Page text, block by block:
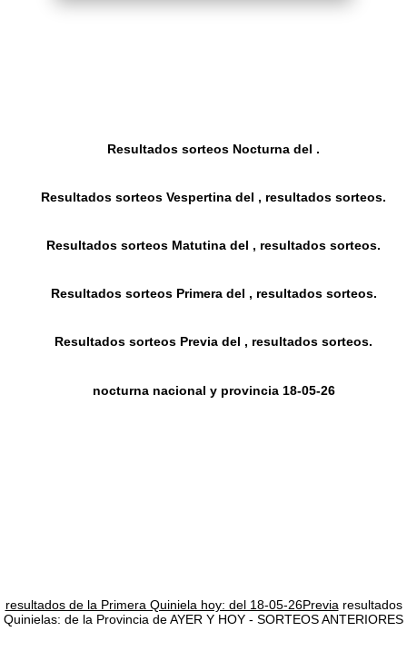
Resultados sorteos Nocturna del .
Resultados sorteos Vespertina del , resultados sorteos.
Resultados sorteos Matutina del , resultados sorteos.
Resultados sorteos Primera del , resultados sorteos.
Resultados sorteos Previa del , resultados sorteos.
nocturna nacional y provincia 18-05-26
resultados de la Primera Quiniela hoy: del 18-05-26Previa resultados
Quinielas: de la Provincia de AYER Y HOY - SORTEOS ANTERIORES